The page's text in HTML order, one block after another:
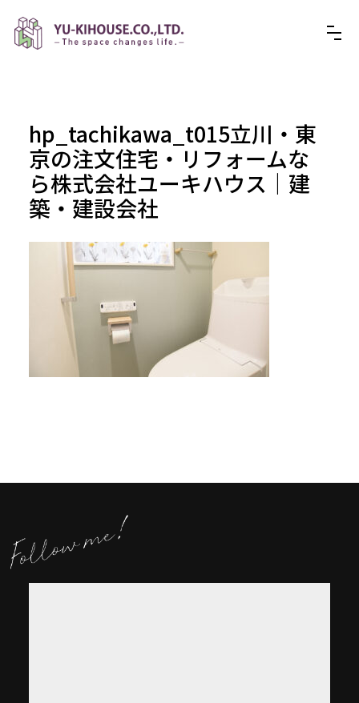
hp_tachikawa_t015立川・東
京の注文住宅・リフォームな
ら株式会社ユーキハウス｜建
築・建設会社